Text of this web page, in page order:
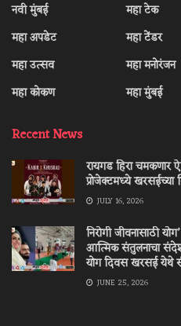
नवी मुंबई
महा अपडेट
महा उत्सव
महा कोकण
महा टेक
महा टेंडर
महा मनोरंजन
महा मुंबई
Recent News
रायगड हिरा चमकणार
प्रोजेक्टमध्ये खरसईच्या
JULY 16, 2026
निरोगी जीवनासाठी
आत्मिक संतुलनाचा संदेश
योग दिवस खरसई येथे
JUNE 25, 2026